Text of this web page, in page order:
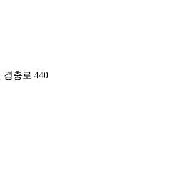
경충로 440